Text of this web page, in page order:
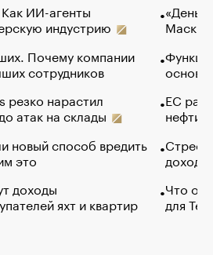
ИИ-агенты
индустрию
Почему компании
сотрудников
резко нарастил
атак на склады
новый способ вредить
это
доходы
яхт и квартир
Маск в
основ
ЕС
нефти
Что
для